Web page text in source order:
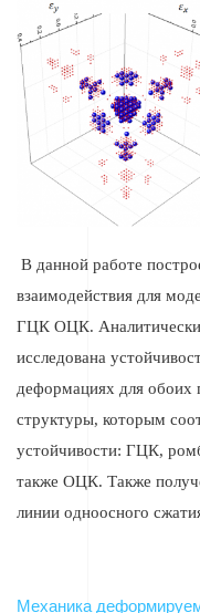
В данной работе
взаимодействия для
ГЦК ОЦК.
исследована
деформациях для обоих
структуры, которым
устойчивости: ГЦК,
также ОЦК. Также
линии одноосного
Механика